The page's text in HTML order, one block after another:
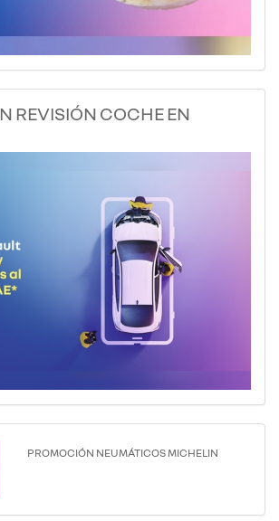
REVISIÓN COCHE EN
PROMOCIÓN NEUMÁTICOS MICHELIN